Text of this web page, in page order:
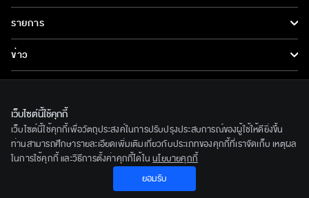
ละคร/ซีรีส์
ซีรีส์นานาชาติ
การ์ตูน & เกม
รายการ
รายการทั้งหมด
ข่าว
ข่าวทั้งหมด
ข่าวประชาสัมพันธ์
ทีวีออนไลน์
เกี่ยวกับเรา
BEC World
รู้จักเรา
ติดตามเราได้ที่
© 2020 Bangkok Entertainment Co.,Ltd. All Rights Reserved.
เว็บไซต์นี้ใช้คุกกี้
เว็บไซต์นี้ใช้คุกกี้เพื่อวัตถุประสงค์ในการปรับปรุงประสบการณ์ของผู้ใช้ให้ดียิ่งขึ้น
ท่านสามารถศึกษารายละเอียดเพิ่มเติมเกี่ยวกับประเภทของคุกกี้ที่เราจัดเก็บ เหตุผล
ในการใช้คุกกี้ และวิธีการตั้งค่าคุกกี้ได้ใน นโยบายคุกกี้
ยอมรับ